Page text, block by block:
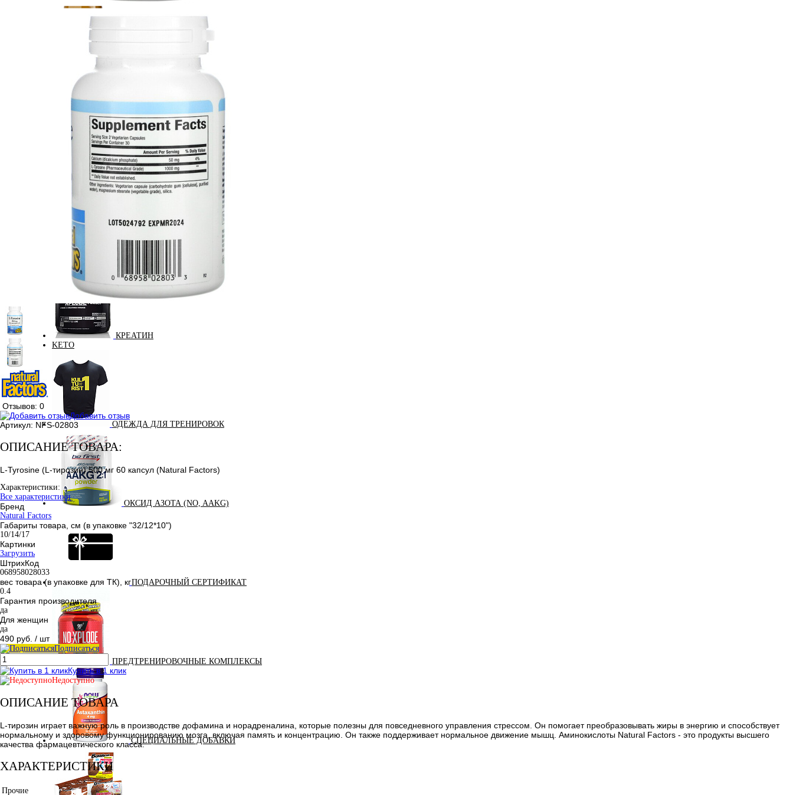
ДИЕТИЧЕСКОЕ ПИТАНИЕ
ЗМА (ZMA)
ЗДОРОВЬЕ И ДОЛГОЛЕТИЕ
КРЕАТИН
KETO
ОДЕЖДА ДЛЯ ТРЕНИРОВОК
ОКСИД АЗОТА (NO, AAKG)
ПОДАРОЧНЫЙ СЕРТИФИКАТ
ПРЕДТРЕНИРОВОЧНЫЕ КОМПЛЕКСЫ
СПЕЦИАЛЬНЫЕ ДОБАВКИ
Отзывов: 0
Добавить отзыв
Артикул: NFS-02803
ОПИСАНИЕ ТОВАРА:
L-Tyrosine (L-тирозин) 500 мг 60 капсул (Natural Factors)
Характеристики:
Все характеристики
Бренд
Natural Factors
Габариты товара, см (в упаковке "32/12*10")
10/14/17
Картинки
Загрузить
ШтрихКод
068958028033
вес товара (в упаковке для ТК), кг
0.4
Гарантия производителя
да
Для женщин
да
490 руб. / шт
Подписаться
Купить в 1 клик
Недоступно
ОПИСАНИЕ ТОВАРА
L-тирозин играет важную роль в производстве дофамина и норадреналина, которые полезны для повседневного управления стрессом. Он помогает преобразовывать жиры в энергию и способствует
нормальному и здоровому функционированию мозга, включая память и концентрацию. Он также поддерживает нормальное движение мышц. Аминокислоты Natural Factors - это продукты высшего
качества фармацевтического класса.
ХАРАКТЕРИСТИКИ
Прочие